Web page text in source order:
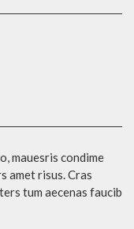
mauesris condime
amet risus. Cras
tum aecenas faucib